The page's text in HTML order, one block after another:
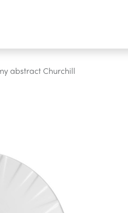
abstract Churchill